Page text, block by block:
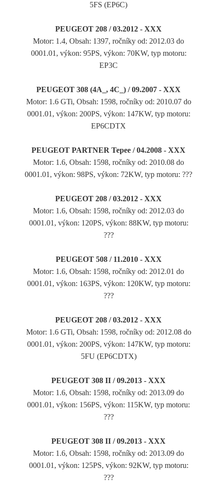
5FS (EP6C)
PEUGEOT 208 / 03.2012 - XXX
Motor: 1.4, Obsah: 1397, ročníky od: 2012.03 do
0001.01, výkon: 95PS, výkon: 70KW, typ motoru:
EP3C
PEUGEOT 308 (4A_, 4C_) / 09.2007 - XXX
Motor: 1.6 GTi, Obsah: 1598, ročníky od: 2010.07 do
0001.01, výkon: 200PS, výkon: 147KW, typ motoru:
EP6CDTX
PEUGEOT PARTNER Tepee / 04.2008 - XXX
Motor: 1.6, Obsah: 1598, ročníky od: 2010.08 do
0001.01, výkon: 98PS, výkon: 72KW, typ motoru: ???
PEUGEOT 208 / 03.2012 - XXX
Motor: 1.6, Obsah: 1598, ročníky od: 2012.03 do
0001.01, výkon: 120PS, výkon: 88KW, typ motoru:
???
PEUGEOT 508 / 11.2010 - XXX
Motor: 1.6, Obsah: 1598, ročníky od: 2012.01 do
0001.01, výkon: 163PS, výkon: 120KW, typ motoru:
???
PEUGEOT 208 / 03.2012 - XXX
Motor: 1.6 GTi, Obsah: 1598, ročníky od: 2012.08 do
0001.01, výkon: 200PS, výkon: 147KW, typ motoru:
5FU (EP6CDTX)
PEUGEOT 308 II / 09.2013 - XXX
Motor: 1.6, Obsah: 1598, ročníky od: 2013.09 do
0001.01, výkon: 156PS, výkon: 115KW, typ motoru:
???
PEUGEOT 308 II / 09.2013 - XXX
Motor: 1.6, Obsah: 1598, ročníky od: 2013.09 do
0001.01, výkon: 125PS, výkon: 92KW, typ motoru:
???